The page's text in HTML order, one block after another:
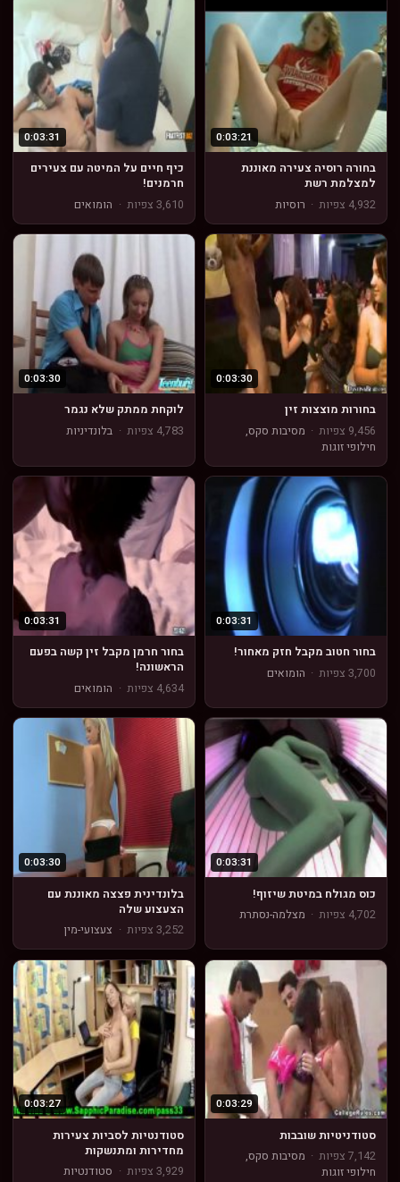
0:03:21
בחורה רוסיה צעירה מאוננת
למצלמת רשת
4,932 צפיות
· רוסיות
0:03:31
כיף חיים על המיטה עם צעירים
חרמנים!
3,610 צפיות
· הומואים
0:03:30
בחורות מוצצות זין
9,456 צפיות
· מסיבות סקס,
חילופי זוגות
0:03:30
לוקחת ממתק שלא נגמר
4,783 צפיות
· בלונדיניות
0:03:31
בחור חטוב מקבל חזק מאחור!
3,700 צפיות
· הומואים
0:03:31
בחור חרמן מקבל זין קשה בפעם
הראשונה!
4,634 צפיות
· הומואים
0:03:31
כוס מגולח במיטת שיזוף!
4,702 צפיות
· מצלמה-נסתרת
0:03:30
בלונדינית פצצה מאוננת עם
הצעצוע שלה
3,252 צפיות
· צעצועי-מין
0:03:29
סטודניטיות שובבות
7,142 צפיות
· מסיבות סקס,
חילופי זוגות
0:03:27
סטודנטיות לסביות צעירות
מחדירות ומתנשקות
3,929 צפיות
· סטודנטיות